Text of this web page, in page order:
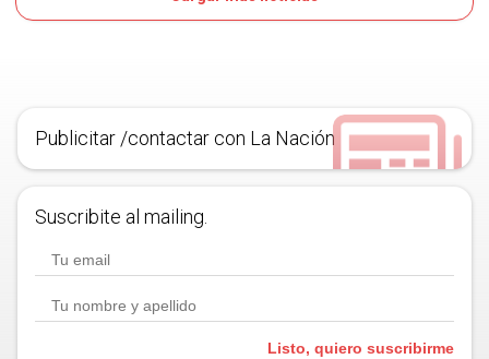
Publicitar /contactar con La Nación
Suscribite al mailing.
Listo, quiero suscribirme